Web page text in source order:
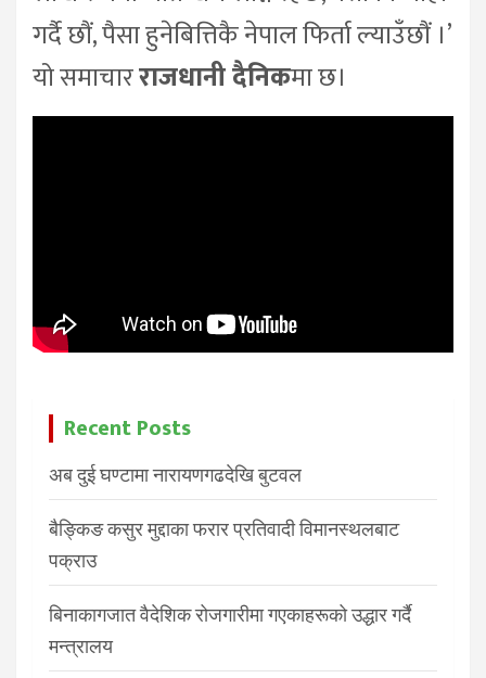
गर्दै छौं, पैसा हुनेबित्तिकै नेपाल फिर्ता ल्याउँछौं ।’
यो समाचारराजधानी दैनिकमा छ।
Recent Posts
अब दुई घण्टामा नारायणगढदेखि बुटवल
बैङ्किङ कसुर मुद्दाका फरार प्रतिवादी विमानस्थलबाट
पक्राउ
बिनाकागजात वैदेशिक रोजगारीमा गएकाहरूको उद्धार गर्दै
मन्त्रालय